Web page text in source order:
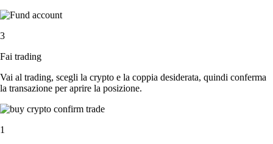
3
Fai trading
Vai al trading, scegli la crypto e la coppia desiderata, quindi conferma
la transazione per aprire la posizione.
1